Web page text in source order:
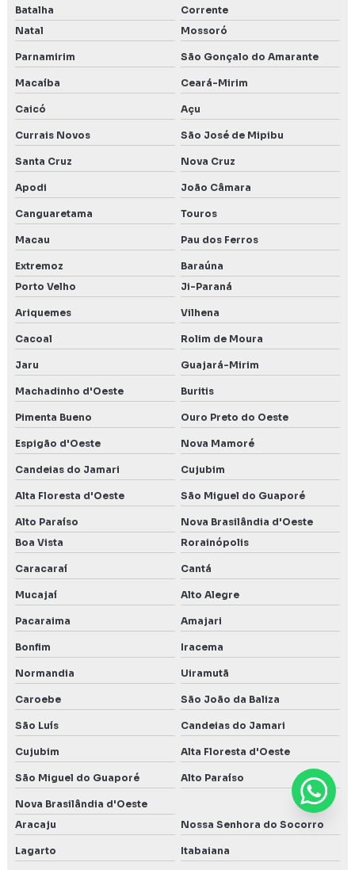
Batalha
Corrente
Natal
Mossoró
Parnamirim São Gonçalo do Amarante
Macaíba Ceará-Mirim
Caicó Açu
Currais Novos São José de Mipibu
Santa Cruz Nova Cruz
Apodi João Câmara
Canguaretama Touros
Macau Pau dos Ferros
Extremoz
Baraúna
Porto Velho
Ji-Paraná
Ariquemes Vilhena
Cacoal Rolim de Moura
Jaru Guajará-Mirim
Machadinho d'Oeste Buritis
Pimenta Bueno Ouro Preto do Oeste
Espigão d'Oeste Nova Mamoré
Candeias do Jamari Cujubim
Alta Floresta d'Oeste São Miguel do Guaporé
Alto Paraíso
Nova Brasilândia d'Oeste
Boa Vista
Rorainópolis
Caracaraí Cantá
Mucajaí Alto Alegre
Pacaraima Amajari
Bonfim Iracema
Normandia Uiramutã
Caroebe São João da Baliza
São Luís Candeias do Jamari
Cujubim Alta Floresta d'Oeste
São Miguel do Guaporé Alto Paraíso
Nova Brasilândia d'Oeste
Aracaju
Nossa Senhora do Socorro
Lagarto Itabaiana